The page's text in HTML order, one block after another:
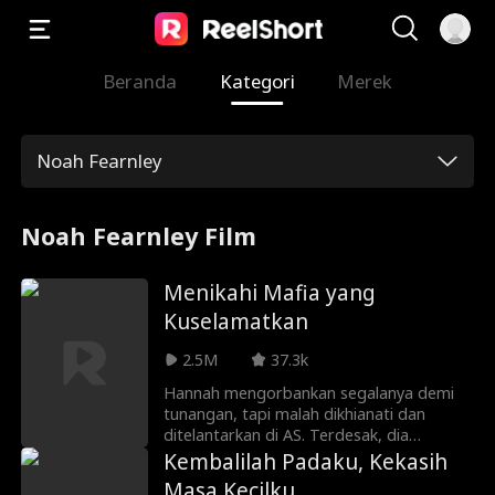
Beranda Kategori Merek
Noah Fearnley
Noah Fearnley Film
Menikahi Mafia yang
Kuselamatkan
2.5M
37.3k
Hannah mengorbankan segalanya demi
tunangan, tapi malah dikhianati dan
ditelantarkan di AS. Terdesak, dia
menikah kilat dengan Alex, "preman" yang
pernah dia selamatkan dengan satu
Kembalilah Padaku, Kekasih